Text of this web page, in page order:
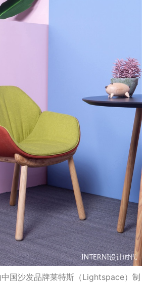
国沙发品牌莱特斯（Lightspace）制